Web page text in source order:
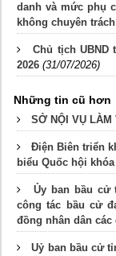
danh và mức phụ
không chuyên
Chủ tịch
2026 (31/07/2026)
Những tin cũ hơn
SỞ NỘI VỤ LÀM
Điện Biên triển
biểu Quốc hội
Ủy ban bầu cử
công tác bầu cử
đồng nhân dân các
Uỷ ban bầu cử